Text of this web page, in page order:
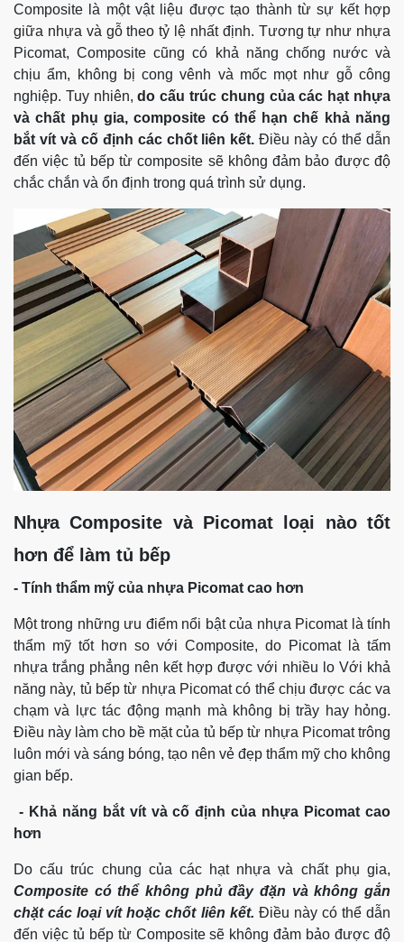
Composite là một vật liệu được tạo thành từ sự kết hợp
giữa nhựa và gỗ theo tỷ lệ nhất định. Tương tự như nhựa
Picomat, Composite cũng có khả năng chống nước và
chịu ẩm, không bị cong vênh và mốc mọt như gỗ công
nghiệp. Tuy nhiên,do cấu trúc chung của các hạt nhựa
và chất phụ gia, composite có thể hạn chế khả năng
bắt vít và cố định các chốt liên kết. Điều này có thể dẫn
đến việc tủ bếp từ composite sẽ không đảm bảo được độ
chắc chắn và ổn định trong quá trình sử dụng.
Nhựa Composite và Picomat loại nào tốt
hơn để làm tủ bếp
- Tính thẩm mỹ của nhựa Picomat cao hơn
Một trong những ưu điểm nổi bật của nhựa Picomat là tính
thẩm mỹ tốt hơn so với Composite, do Picomat là tấm
nhựa trắng phẳng nên kết hợp được với nhiều lo Với khả
năng này, tủ bếp từ nhựa Picomat có thể chịu được các va
chạm và lực tác động mạnh mà không bị trầy hay hỏng.
Điều này làm cho bề mặt của tủ bếp từ nhựa Picomat trông
luôn mới và sáng bóng, tạo nên vẻ đẹp thẩm mỹ cho không
gian bếp.
- Khả năng bắt vít và cố định của nhựa Picomat cao
hơn
Do cấu trúc chung của các hạt nhựa và chất phụ gia,
Composite có thể không phủ đầy đặn và không gắn
chặt các loại vít hoặc chốt liên kết. Điều này có thể dẫn
đến việc tủ bếp từ Composite sẽ không đảm bảo được độ